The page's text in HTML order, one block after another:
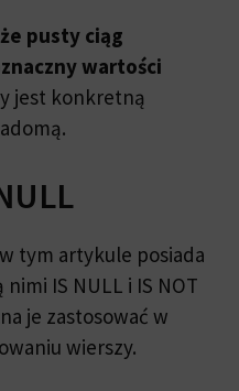
pusty ciąg
wartości
jest konkretną
tym artykule posiada
IS NULL i IS NOT
je zastosować w
wierszy.